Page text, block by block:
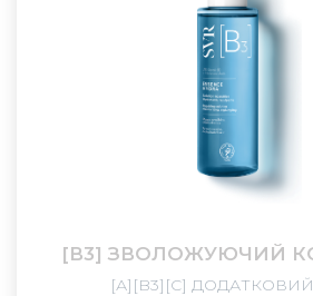
[В3] ЗВОЛОЖУЮЧИЙ
[А][B3][С]